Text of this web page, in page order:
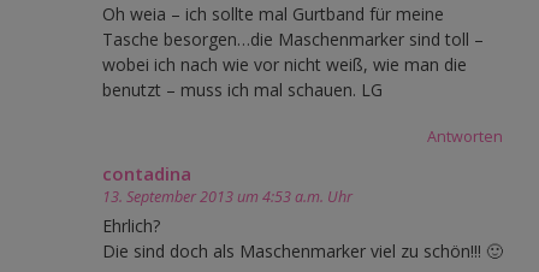
Oh weia – ich sollte mal Gurtband für meine
Tasche besorgen…die Maschenmarker sind toll –
wobei ich nach wie vor nicht weiß, wie man die
benutzt – muss ich mal schauen. LG
Antworten
contadina
13. September 2013 um 4:53 a.m. Uhr
Ehrlich?
Die sind doch als Maschenmarker viel zu schön!!! 🙂